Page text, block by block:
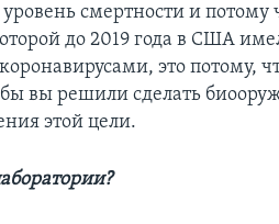
смертности и потому
до 2019 года в США
это потому,
вы решили сделать
этой цели.